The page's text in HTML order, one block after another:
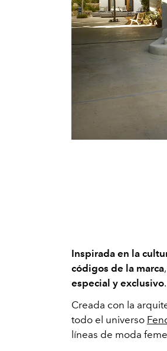
Inspirada en la
códigos de la marca
especial y exclusivo.
Creada con la
todo el universo
líneas de moda